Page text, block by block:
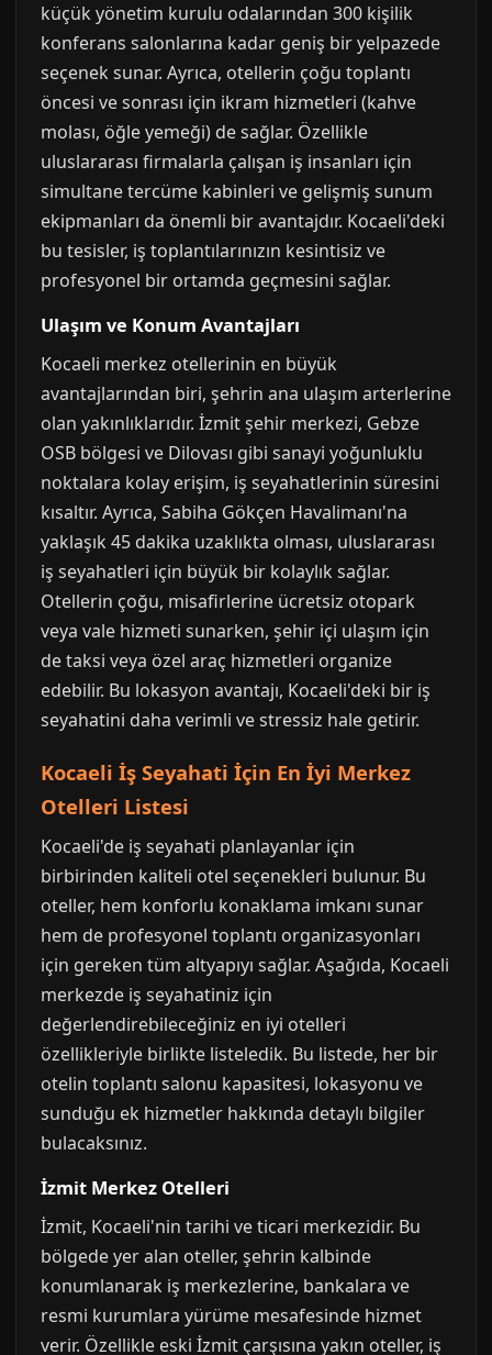
küçük yönetim kurulu odalarından 300 kişilik
konferans salonlarına kadar geniş bir yelpazede
seçenek sunar. Ayrıca, otellerin çoğu toplantı
öncesi ve sonrası için ikram hizmetleri (kahve
molası, öğle yemeği) de sağlar. Özellikle
uluslararası firmalarla çalışan iş insanları için
simultane tercüme kabinleri ve gelişmiş sunum
ekipmanları da önemli bir avantajdır. Kocaeli'deki
bu tesisler, iş toplantılarınızın kesintisiz ve
profesyonel bir ortamda geçmesini sağlar.
Ulaşım ve Konum Avantajları
Kocaeli merkez otellerinin en büyük
avantajlarından biri, şehrin ana ulaşım arterlerine
olan yakınlıklarıdır. İzmit şehir merkezi, Gebze
OSB bölgesi ve Dilovası gibi sanayi yoğunluklu
noktalara kolay erişim, iş seyahatlerinin süresini
kısaltır. Ayrıca, Sabiha Gökçen Havalimanı'na
yaklaşık 45 dakika uzaklıkta olması, uluslararası
iş seyahatleri için büyük bir kolaylık sağlar.
Otellerin çoğu, misafirlerine ücretsiz otopark
veya vale hizmeti sunarken, şehir içi ulaşım için
de taksi veya özel araç hizmetleri organize
edebilir. Bu lokasyon avantajı, Kocaeli'deki bir iş
seyahatini daha verimli ve stressiz hale getirir.
Kocaeli İş Seyahati İçin En İyi Merkez
Otelleri Listesi
Kocaeli'de iş seyahati planlayanlar için
birbirinden kaliteli otel seçenekleri bulunur. Bu
oteller, hem konforlu konaklama imkanı sunar
hem de profesyonel toplantı organizasyonları
için gereken tüm altyapıyı sağlar. Aşağıda, Kocaeli
merkezde iş seyahatiniz için
değerlendirebileceğiniz en iyi otelleri
özellikleriyle birlikte listeledik. Bu listede, her bir
otelin toplantı salonu kapasitesi, lokasyonu ve
sunduğu ek hizmetler hakkında detaylı bilgiler
bulacaksınız.
İzmit Merkez Otelleri
İzmit, Kocaeli'nin tarihi ve ticari merkezidir. Bu
bölgede yer alan oteller, şehrin kalbinde
konumlanarak iş merkezlerine, bankalara ve
resmi kurumlara yürüme mesafesinde hizmet
verir. Özellikle eski İzmit çarşısına yakın oteller, iş